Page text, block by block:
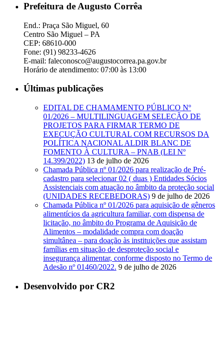
Prefeitura de Augusto Corrêa
End.: Praça São Miguel, 60
Centro São Miguel – PA
CEP: 68610-000
Fone: (91) 98233-4626
E-mail: faleconosco@augustocorrea.pa.gov.br
Horário de atendimento: 07:00 às 13:00
Últimas publicações
EDITAL DE CHAMAMENTO PÚBLICO Nº
01/2026 – MULTILINGUAGEM SELEÇÃO DE
PROJETOS PARA FIRMAR TERMO DE
EXECUÇÃO CULTURAL COM RECURSOS DA
POLÍTICA NACIONAL ALDIR BLANC DE
FOMENTO À CULTURA – PNAB (LEI Nº
14.399/2022) 13 de julho de 2026
Chamada Pública nº 01/2026 para realização de Pré-
cadastro para selecionar 02 ( duas ) Entidades Sócios
Assistenciais com atuação no âmbito da proteção social
(UNIDADES RECEBEDORAS) 9 de julho de 2026
Chamada Pública nº 01/2026 para aquisição de gêneros
alimentícios da agricultura familiar, com dispensa de
licitação, no âmbito do Programa de Aquisição de
Alimentos – modalidade compra com doação
simultânea – para doação às instituições que assistam
famílias em situação de desproteção social e
insegurança alimentar, conforme disposto no Termo de
Adesão nº 01460/2022. 9 de julho de 2026
Desenvolvido por CR2